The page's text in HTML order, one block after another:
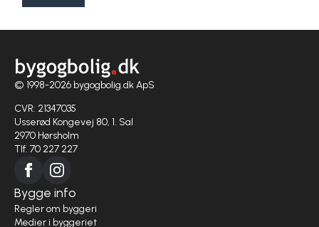
© 1998-2026 bygogbolig.dk ApS
CVR: 21347035
Usserød Kongevej 80, 1. Sal
2970 Hørsholm
Tlf. 70 227 227
Bygge info
Regler om byggeri
Medier i byggeriet